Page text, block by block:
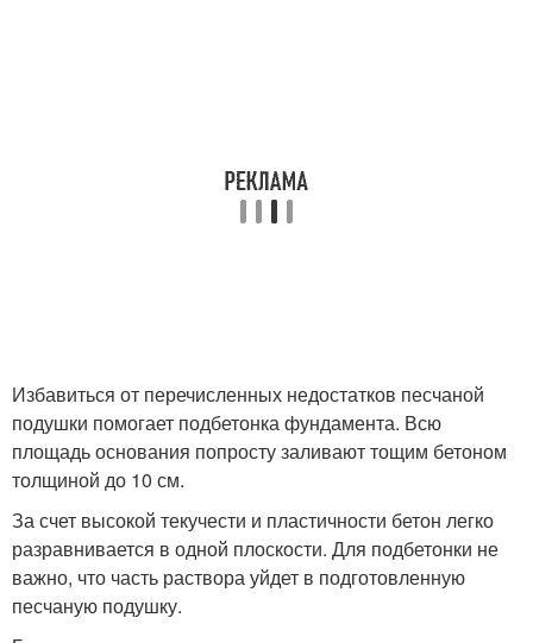
Избавиться от перечисленных недостатков песчаной
подушки помогает подбетонка фундамента. Всю
площадь основания попросту заливают тощим бетоном
толщиной до 10 см.
За счет высокой текучести и пластичности бетон легко
разравнивается в одной плоскости. Для подбетонки не
важно, что часть раствора уйдет в подготовленную
песчаную подушку.